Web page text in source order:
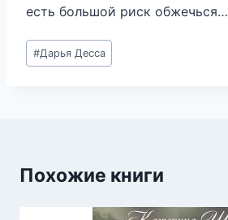
есть большой риск обжечься…
Метки
записи:
#Дарья Десса
Похожие книги